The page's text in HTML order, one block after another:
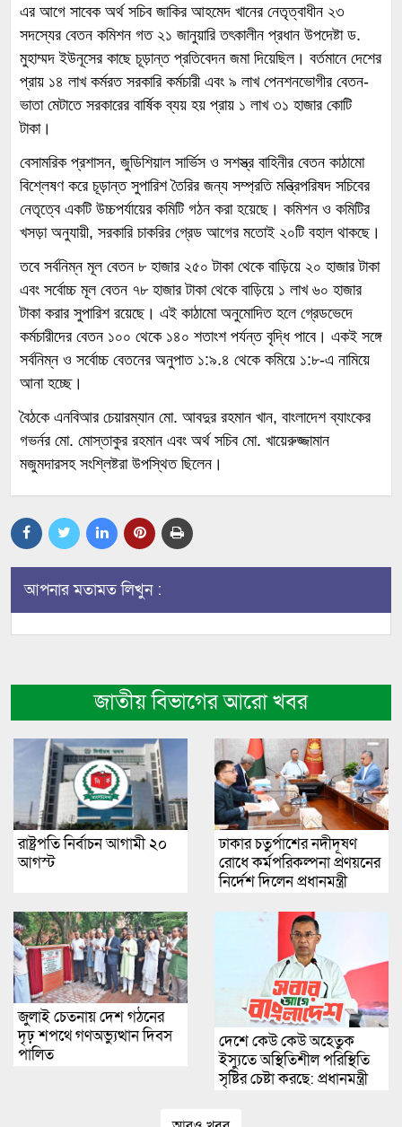
এর আগে সাবেক অর্থ সচিব জাকির আহমেদ খানের নেতৃত্বাধীন ২৩
সদস্যের বেতন কমিশন গত ২১ জানুয়ারি তৎকালীন প্রধান উপদেষ্টা ড.
মুহাম্মদ ইউনূসের কাছে চূড়ান্ত প্রতিবেদন জমা দিয়েছিল। বর্তমানে দেশের
প্রায় ১৪ লাখ কর্মরত সরকারি কর্মচারী এবং ৯ লাখ পেনশনভোগীর বেতন-
ভাতা মেটাতে সরকারের বার্ষিক ব্যয় হয় প্রায় ১ লাখ ৩১ হাজার কোটি
টাকা।
বেসামরিক প্রশাসন, জুডিশিয়াল সার্ভিস ও সশস্ত্র বাহিনীর বেতন কাঠামো
বিশ্লেষণ করে চূড়ান্ত সুপারিশ তৈরির জন্য সম্প্রতি মন্ত্রিপরিষদ সচিবের
নেতৃত্বে একটি উচ্চপর্যায়ের কমিটি গঠন করা হয়েছে। কমিশন ও কমিটির
খসড়া অনুযায়ী, সরকারি চাকরির গ্রেড আগের মতোই ২০টি বহাল থাকছে।
তবে সর্বনিম্ন মূল বেতন ৮ হাজার ২৫০ টাকা থেকে বাড়িয়ে ২০ হাজার টাকা
এবং সর্বোচ্চ মূল বেতন ৭৮ হাজার টাকা থেকে বাড়িয়ে ১ লাখ ৬০ হাজার
টাকা করার সুপারিশ রয়েছে। এই কাঠামো অনুমোদিত হলে গ্রেডভেদে
কর্মচারীদের বেতন ১০০ থেকে ১৪০ শতাংশ পর্যন্ত বৃদ্ধি পাবে। একই সঙ্গে
সর্বনিম্ন ও সর্বোচ্চ বেতনের অনুপাত ১:৯.৪ থেকে কমিয়ে ১:৮-এ নামিয়ে
আনা হচ্ছে।
বৈঠকে এনবিআর চেয়ারম্যান মো. আবদুর রহমান খান, বাংলাদেশ ব্যাংকের
গভর্নর মো. মোস্তাকুর রহমান এবং অর্থ সচিব মো. খায়েরুজ্জামান
মজুমদারসহ সংশ্লিষ্টরা উপস্থিত ছিলেন।
আপনার মতামত লিখুন :
জাতীয় বিভাগের আরো খবর
রাষ্ট্রপতি নির্বাচন আগামী ২০
আগস্ট
ঢাকার চতুর্পাশের নদীদূষণ
রোধে কর্মপরিকল্পনা প্রণয়নের
নির্দেশ দিলেন প্রধানমন্ত্রী
জুলাই চেতনায় দেশ গঠনের
দৃঢ় শপথে গণঅভ্যুত্থান দিবস
পালিত
দেশে কেউ কেউ অহেতুক
ইস্যুতে অস্থিতিশীল পরিস্থিতি
সৃষ্টির চেষ্টা করছে: প্রধানমন্ত্রী